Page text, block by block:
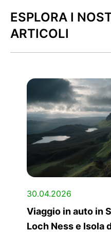
ESPLORA I
ARTICOLI
30.04.2026
Viaggio in auto in
Loch Ness e Isola